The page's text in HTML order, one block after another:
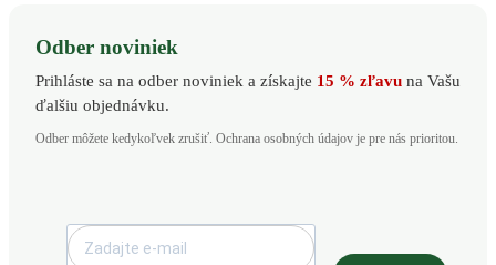
Odber noviniek
Prihláste sa na odber noviniek a získajte 15 % zľavu na Vašu
ďalšiu objednávku.
Odber môžete kedykoľvek zrušiť. Ochrana osobných údajov je pre nás prioritou.